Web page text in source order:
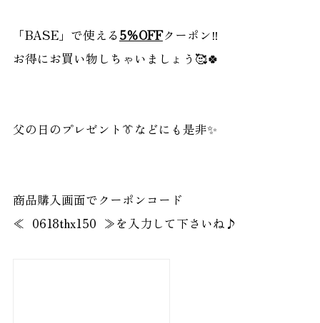
「BASE」で使える5％OFFクーポン‼︎
お得にお買い物しちゃいましょう🥰🍀
父の日のプレゼント👔などにも是非✨
商品購入画面でクーポンコード
≪ 0618thx150 ≫を入力して下さいね♪